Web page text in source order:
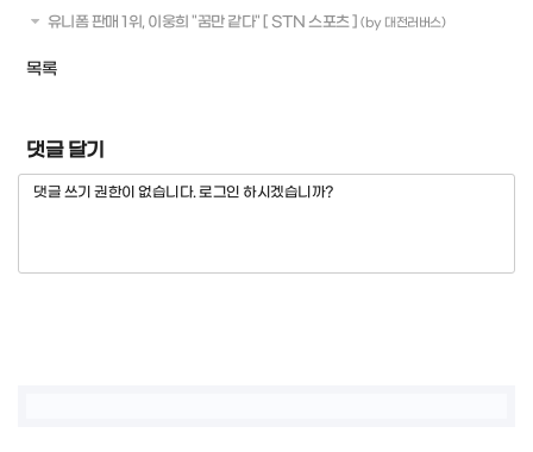
유니폼 판매 1위, 이웅희 "꿈만 같다" [ STN 스포츠 ] (by 대전러버스)
목록
댓글 달기